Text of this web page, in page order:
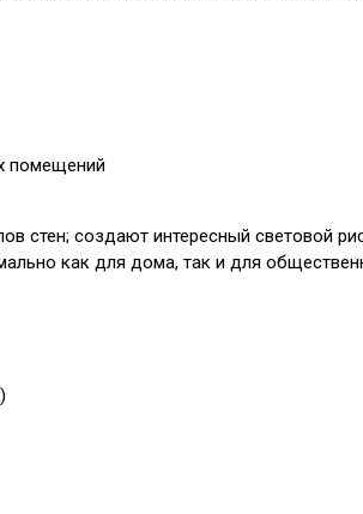
помещений
стен; создают интересный световой
как для дома, так и для